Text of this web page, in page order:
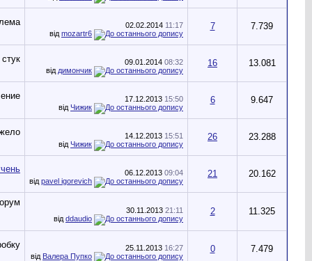
02.02.2014 11:17
від mozartr6
7 7.739
09.01.2014 08:32
від димончик
16 13.081
17.12.2013 15:50
від Чижик
6 9.647
14.12.2013 15:51
від Чижик
26 23.288
06.12.2013 09:04
від pavel igorevich
21 20.162
30.11.2013 21:11
від ddaudio
2 11.325
25.11.2013 16:27
від Валера Пупко
0 7.479